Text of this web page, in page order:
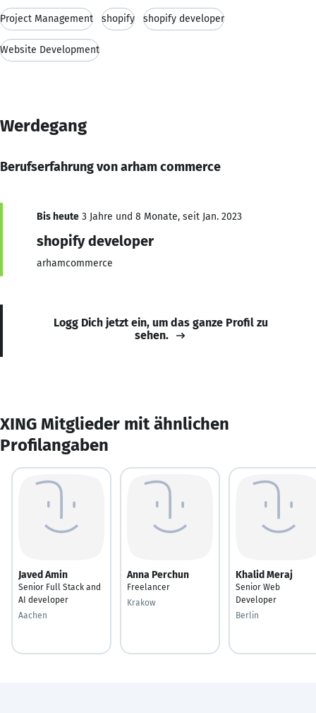
Project Management shopify shopify developer
Website Development
Werdegang
Berufserfahrung von arham commerce
Bis heute 3 Jahre und 8 Monate, seit Jan. 2023
shopify developer
arhamcommerce
Logg Dich jetzt ein, um das ganze Profil zu
sehen.
XING Mitglieder mit ähnlichen
Profilangaben
Javed Amin
Senior Full Stack and
AI developer
Aachen
Anna Perchun
Freelancer
Krakow
Khalid Meraj
Senior Web
Developer
Berlin